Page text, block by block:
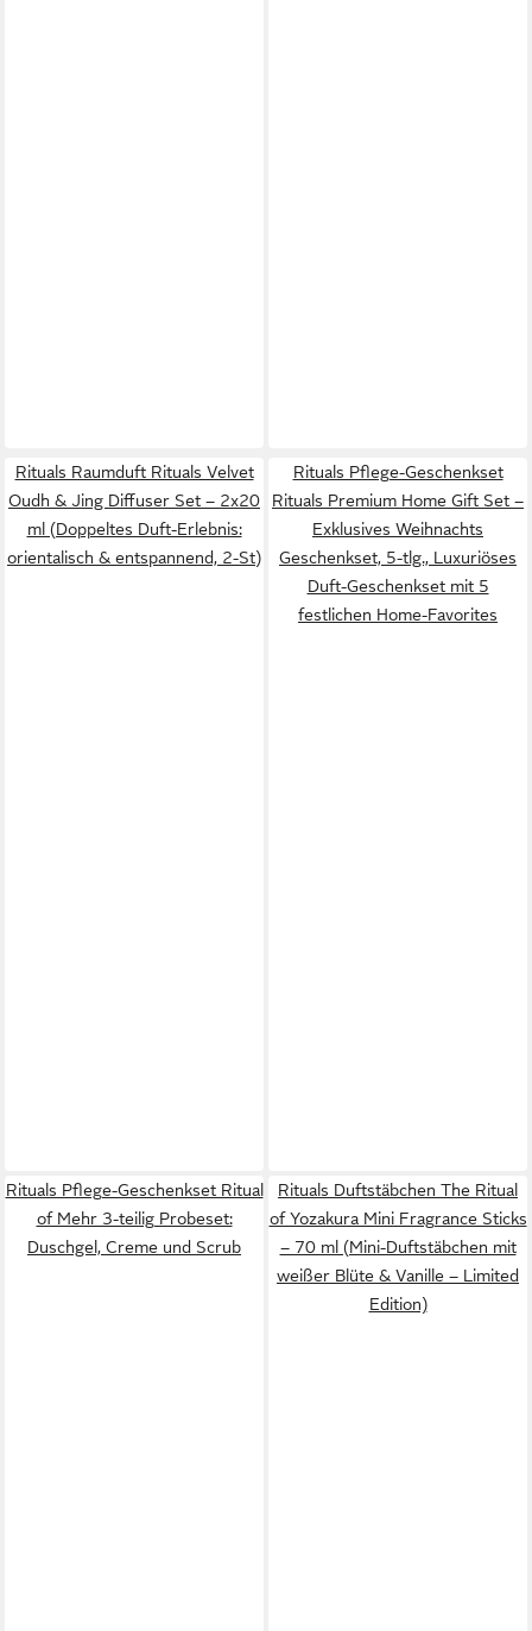
Rituals Raumduft Rituals Velvet
Oudh & Jing Diffuser Set – 2x20
ml (Doppeltes Duft-Erlebnis:
orientalisch & entspannend, 2-St)
Rituals Pflege-Geschenkset
Rituals Premium Home Gift Set –
Exklusives Weihnachts
Geschenkset, 5-tlg., Luxuriöses
Duft-Geschenkset mit 5
festlichen Home-Favorites
Rituals Pflege-Geschenkset Ritual
of Mehr 3-teilig Probeset:
Duschgel, Creme und Scrub
Rituals Duftstäbchen The Ritual
of Yozakura Mini Fragrance Sticks
– 70 ml (Mini-Duftstäbchen mit
weißer Blüte & Vanille – Limited
Edition)